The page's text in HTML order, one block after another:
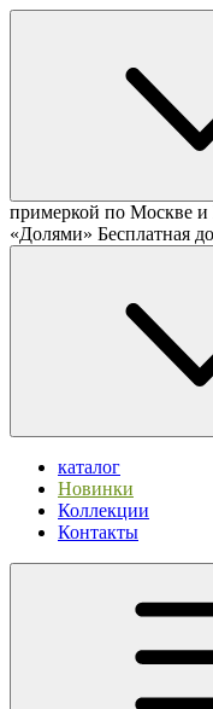
примеркой по Москве
«Долями» Бесплатная
каталог
Новинки
Коллекции
Контакты